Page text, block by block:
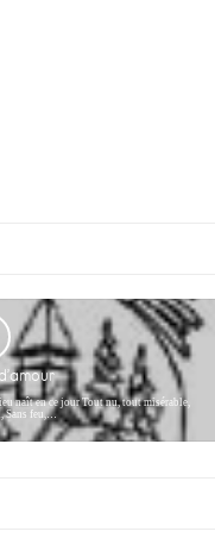
naît en ce jour Tout nu, tout misérable,
Sans feu,…